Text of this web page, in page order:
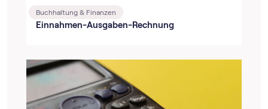
Buchhaltung & Finanzen
Einnahmen-Ausgaben-Rechnung